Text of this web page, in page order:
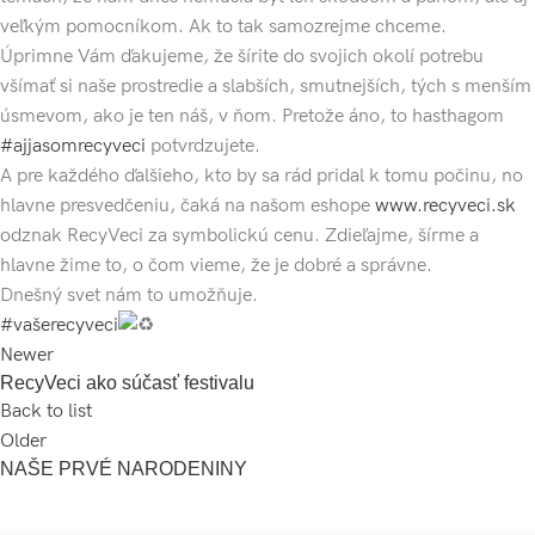
veľkým pomocníkom. Ak to tak samozrejme chceme.
Úprimne Vám ďakujeme, že šírite do svojich okolí potrebu
všímať si naše prostredie a slabších, smutnejších, tých s menším
úsmevom, ako je ten náš, v ňom. Pretože áno, to hasthagom
#ajjasomrecyveci potvrdzujete.
A pre každého ďalšieho, kto by sa rád pridal k tomu počinu, no
hlavne presvedčeniu, čaká na našom eshope www.recyveci.sk
odznak RecyVeci za symbolickú cenu. Zdieľajme, šírme a
hlavne žime to, o čom vieme, že je dobré a správne.
Dnešný svet nám to umožňuje.
#vašerecyveci
Newer
RecyVeci ako súčasť festivalu
Back to list
Older
NAŠE PRVÉ NARODENINY